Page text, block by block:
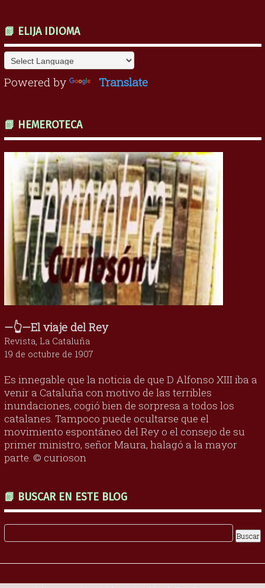
📗 ELIJA IDIOMA
Powered by Translate
📗 HEMEROTECA
—👆—El viaje del Rey
Revista, La Cataluña
19 de octubre de 1907
Es innegable que la noticia de que D Alfonso XIII iba a
venir a Cataluña con motivo de las terribles
inundaciones, cogió bien de sorpresa a todos los
catalanes. Tampoco puede ocultarse que el
movimiento espontáneo del Rey o el consejo de su
primer ministro, señor Maura, halagó a la mayor
parte. © curioson
📗 BUSCAR EN ESTE BLOG